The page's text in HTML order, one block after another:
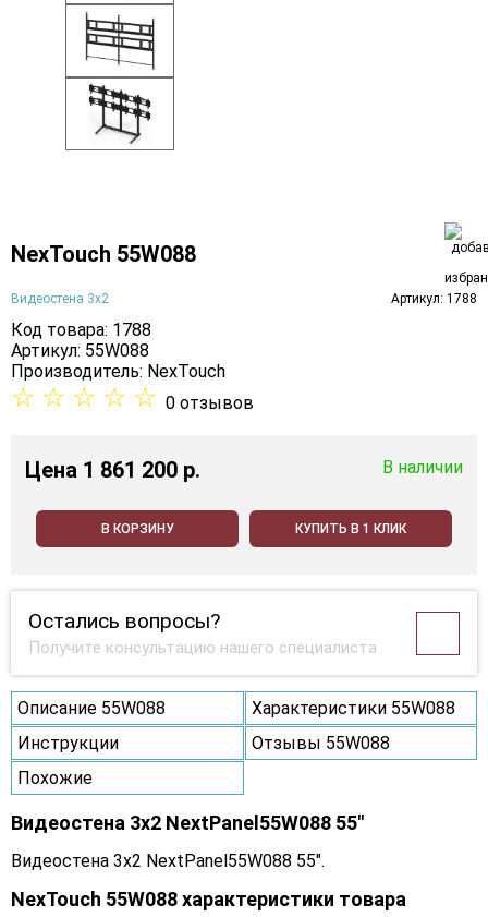
NexTouch 55W088
Видеостена 3х2 Артикул: 1788
Код товара: 1788
Артикул: 55W088
Производитель: NexTouch
☆ ☆ ☆ ☆ ☆ 0 отзывов
Цена 1 861 200 p. В наличии
В КОРЗИНУ КУПИТЬ В 1 КЛИК
Остались вопросы?
Получите консультацию нашего специалиста
Описание 55W088
Характеристики 55W088
Инструкции
Отзывы 55W088
Похожие
Видеостена 3x2 NextPanel55W088 55"
Видеостена 3x2 NextPanel55W088 55".
NexTouch 55W088 характеристики товара